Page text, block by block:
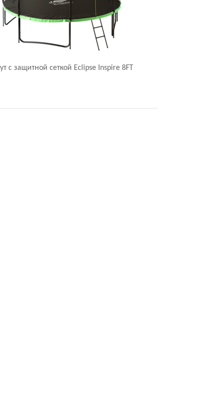
с защитной сеткой Eclipse Inspire 8FT